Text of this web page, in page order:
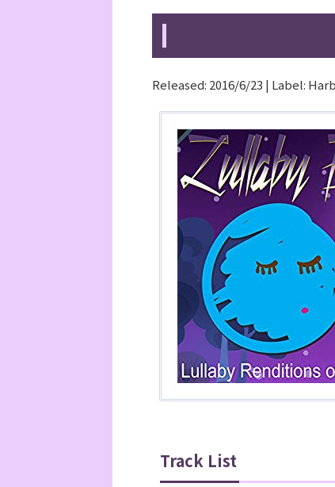
Released: 2016/6/23 | Label:
Track List